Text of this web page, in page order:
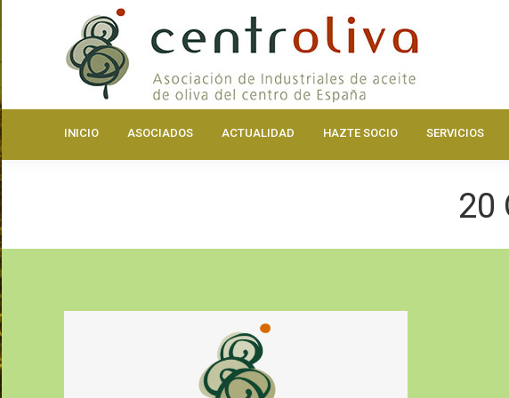
INICIO ASOCIADOS ACTUALIDAD HAZTE SOCIO SERVICIOS
20
ASOCIADOS